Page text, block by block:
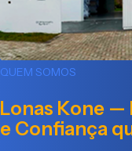
QUEM SOMOS
Lonas Kone
e Confiança